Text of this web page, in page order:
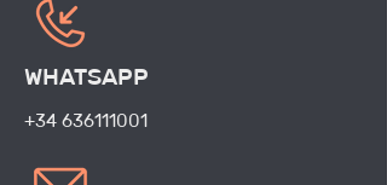
WHATSAPP
+34 636111001